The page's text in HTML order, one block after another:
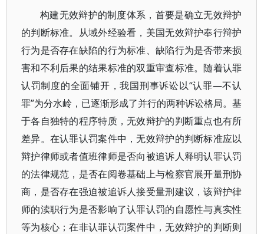
构建无效辩护的制度体系，首要是确立无效辩护
的判断标准。从域外经验看，美国无效辩护奉行辩护
行为是否存在缺陷的行为标准、缺陷行为是否带来损
害和不利后果的结果标准的双重审查标准。随着认罪
认罚制度的全面铺开，我国刑事诉讼以“认罪—不认
罪”为分水岭，已逐渐形成了并行的两种诉讼格局。基
于各自独特的程序特质，无效辩护的判断重点也有所
差异。在认罪认罚案件中，无效辩护的判断标准应以
辩护律师或者值班律师是否向被追诉人释明认罪认罚
的法律规范，是否在阅卷基础上与检察官展开量刑协
商，是否存在强迫被追诉人接受量刑建议，该辩护律
师的渎职行为是否影响了认罪认罚的自愿性与真实性
等为核心；在非认罪认罚案件中，无效辩护的判断则